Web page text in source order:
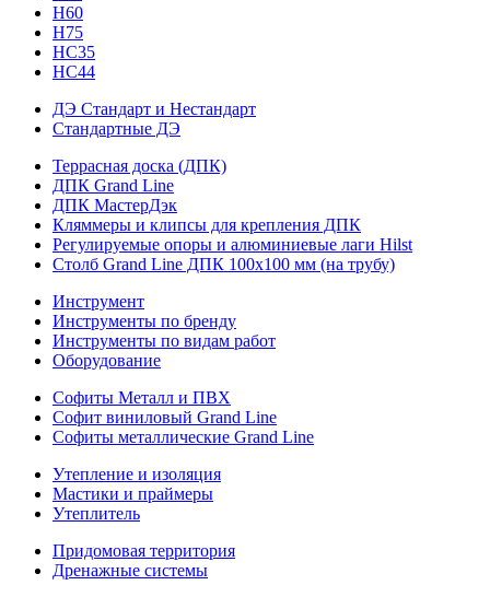
H60
H75
HС35
НС44
ДЭ Стандарт и Нестандарт
Стандартные ДЭ
Террасная доска (ДПК)
ДПК Grand Line
ДПК МастерДэк
Кляммеры и клипсы для крепления ДПК
Регулируемые опоры и алюминиевые лаги Hilst
Столб Grand Line ДПК 100х100 мм (на трубу)
Инструмент
Инструменты по бренду
Инструменты по видам работ
Оборудование
Софиты Металл и ПВХ
Софит виниловый Grand Line
Софиты металлические Grand Line
Утепление и изоляция
Мастики и праймеры
Утеплитель
Придомовая территория
Дренажные системы